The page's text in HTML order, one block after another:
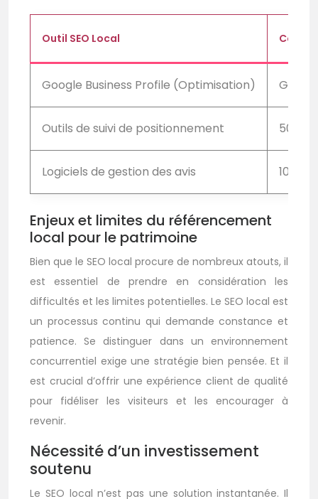
Outil SEO Local Coût
Google Business Profile (Optimisation)
Outils de suivi de positionnement 50€ –
Logiciels de gestion des avis 100€
Enjeux et limites du référencement
local pour le patrimoine
Bien que le SEO local procure de nombreux atouts, il
est essentiel de prendre en considération les
difficultés et les limites potentielles. Le SEO local est
un processus continu qui demande constance et
patience. Se distinguer dans un environnement
concurrentiel exige une stratégie bien pensée. Et il
est crucial d’offrir une expérience client de qualité
pour fidéliser les visiteurs et les encourager à
revenir.
Nécessité d’un investissement
soutenu
Le SEO local n’est pas une solution instantanée. Il